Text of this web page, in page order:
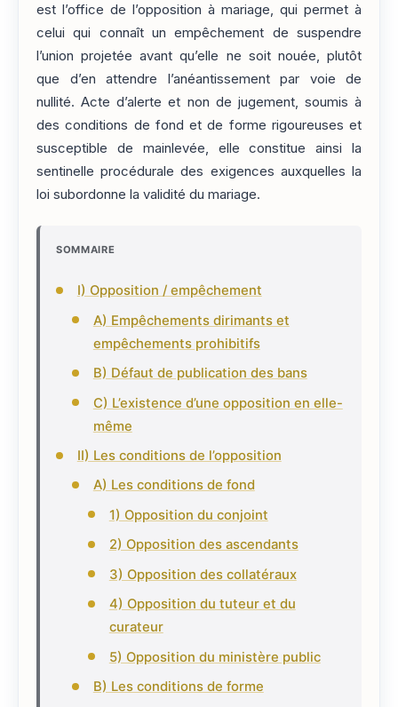
est l’office de l’opposition à mariage, qui permet à
celui qui connaît un empêchement de suspendre
l’union projetée avant qu’elle ne soit nouée, plutôt
que d’en attendre l’anéantissement par voie de
nullité. Acte d’alerte et non de jugement, soumis à
des conditions de fond et de forme rigoureuses et
susceptible de mainlevée, elle constitue ainsi la
sentinelle procédurale des exigences auxquelles la
loi subordonne la validité du mariage.
SOMMAIRE
I) Opposition / empêchement
A) Empêchements dirimants et
empêchements prohibitifs
B) Défaut de publication des bans
C) L’existence d’une opposition en elle-
même
II) Les conditions de l’opposition
A) Les conditions de fond
1) Opposition du conjoint
2) Opposition des ascendants
3) Opposition des collatéraux
4) Opposition du tuteur et du
curateur
5) Opposition du ministère public
B) Les conditions de forme